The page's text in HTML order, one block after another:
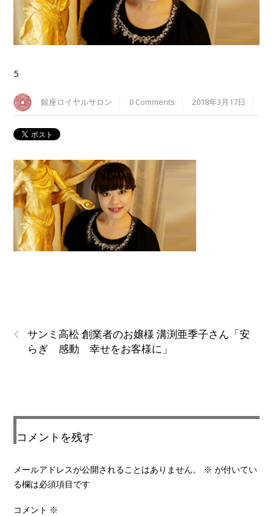
5
銀座ロイヤルサロン 0 Comments 2018年3月17日
‹
サンミ高松 創業者のお嬢様 溝渕亜季子さん「安
らぎ 感動 幸せをお客様に」
コメントを残す
メールアドレスが公開されることはありません。 ※ が付いてい
る欄は必須項目です
コメント ※